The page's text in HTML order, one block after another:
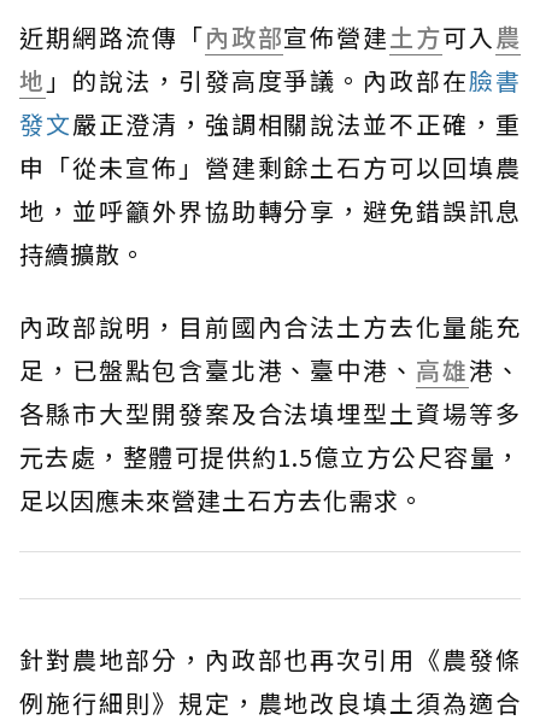
近期網路流傳「內政部宣佈營建土方可入 農
地 」的說法，引發高度爭議。內政部在臉書
發文嚴正澄清，強調相關說法並不正確，重
申「從未宣佈」營建剩餘土石方可以回填農
地，並呼籲外界協助轉分享，避免錯誤訊息
持續擴散。
內政部說明，目前國內合法土方去化量能充
足，已盤點包含臺北港、臺中港、 高雄港、
各縣市大型開發案及合法填埋型土資場等多
元去處，整體可提供約1.5億立方公尺容量，
足以因應未來營建土石方去化需求。
針對農地部分，內政部也再次引用《農發條
例施行細則》規定，農地改良填土須為適合